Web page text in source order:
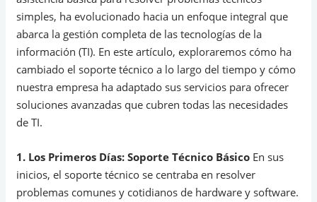
simples, ha evolucionado hacia un enfoque integral que
abarca la gestión completa de las tecnologías de la
información (TI). En este artículo, exploraremos cómo ha
cambiado el soporte técnico a lo largo del tiempo y cómo
nuestra empresa ha adaptado sus servicios para ofrecer
soluciones avanzadas que cubren todas las necesidades
de TI.
1. Los Primeros Días: Soporte Técnico Básico En sus
inicios, el soporte técnico se centraba en resolver
problemas comunes y cotidianos de hardware y software.